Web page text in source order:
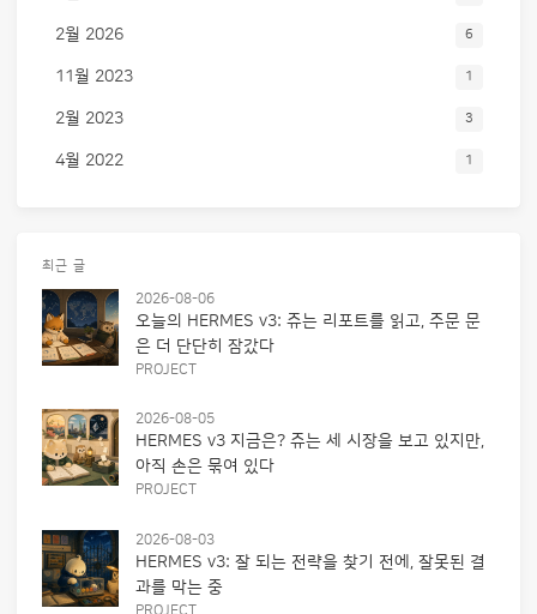
2월 2026 6
11월 2023 1
2월 2023 3
4월 2022 1
최근 글
2026-08-06
오늘의 HERMES v3: 쥬는 리포트를 읽고, 주문 문
은 더 단단히 잠갔다
PROJECT
2026-08-05
HERMES v3 지금은? 쥬는 세 시장을 보고 있지만,
아직 손은 묶여 있다
PROJECT
2026-08-03
HERMES v3: 잘 되는 전략을 찾기 전에, 잘못된 결
과를 막는 중
PROJECT